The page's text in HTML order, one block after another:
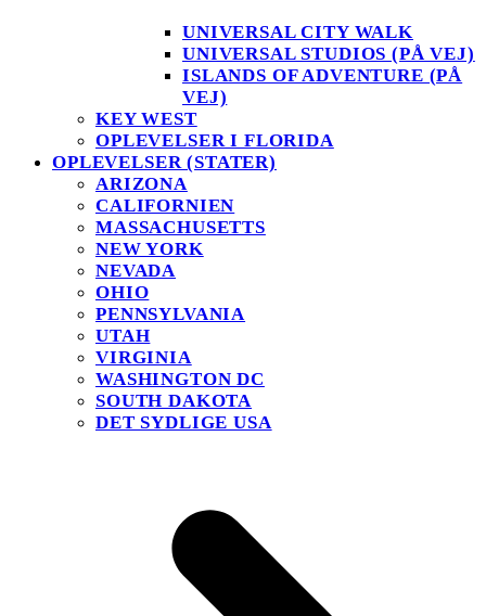
UNIVERSAL CITY WALK
UNIVERSAL STUDIOS (PÅ VEJ)
ISLANDS OF ADVENTURE (PÅ
VEJ)
KEY WEST
OPLEVELSER I FLORIDA
OPLEVELSER (STATER)
ARIZONA
CALIFORNIEN
MASSACHUSETTS
NEW YORK
NEVADA
OHIO
PENNSYLVANIA
UTAH
VIRGINIA
WASHINGTON DC
SOUTH DAKOTA
DET SYDLIGE USA